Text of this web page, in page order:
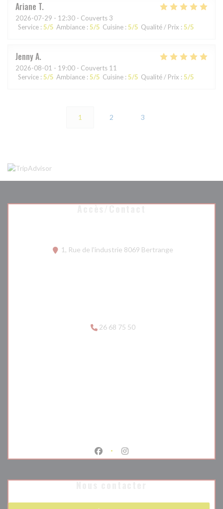
Ariane T
2026-07-29 - 12:30 - Couverts 3
Service : 5/5 Ambiance : 5/5 Cuisine : 5/5 Qualité / Prix : 5/5
JennyA
2026-08-01 - 19:00 - Couverts 11
Service : 5/5 Ambiance : 5/5 Cuisine : 5/5 Qualité / Prix : 5/5
1 2 3
Accès/Contact
1, Rue de l'industrie 8069 Bertrange
26 68 75 50
Facebook ((ouvre une nouvelle
Instagram ((ouvre une
Nous contacter